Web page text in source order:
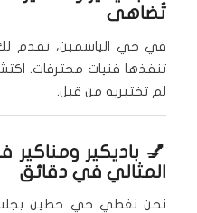
تُضاهى
في حي الياسمين، نقدم لك
تنفذها فنيات محترفات.
لم تختبريه من قبل.
💅 باديكير
المثالي في دقائق
نحن نغطي حي حطين